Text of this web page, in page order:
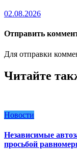
02.08.2026
Отправить
Для отправки
Читайте
Новости
Независимые
просьбой